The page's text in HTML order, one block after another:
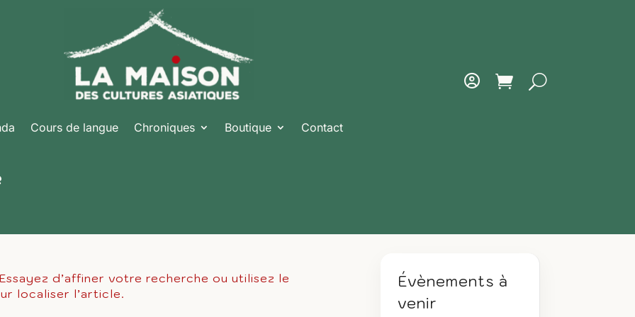
Cours de langue Chroniques Boutique Contact
d’affiner votre recherche ou utilisez le
localiser l’article.
Évènements à
venir